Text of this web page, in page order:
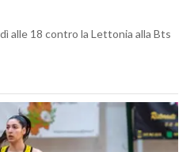
alle 18 contro la Lettonia alla Bts